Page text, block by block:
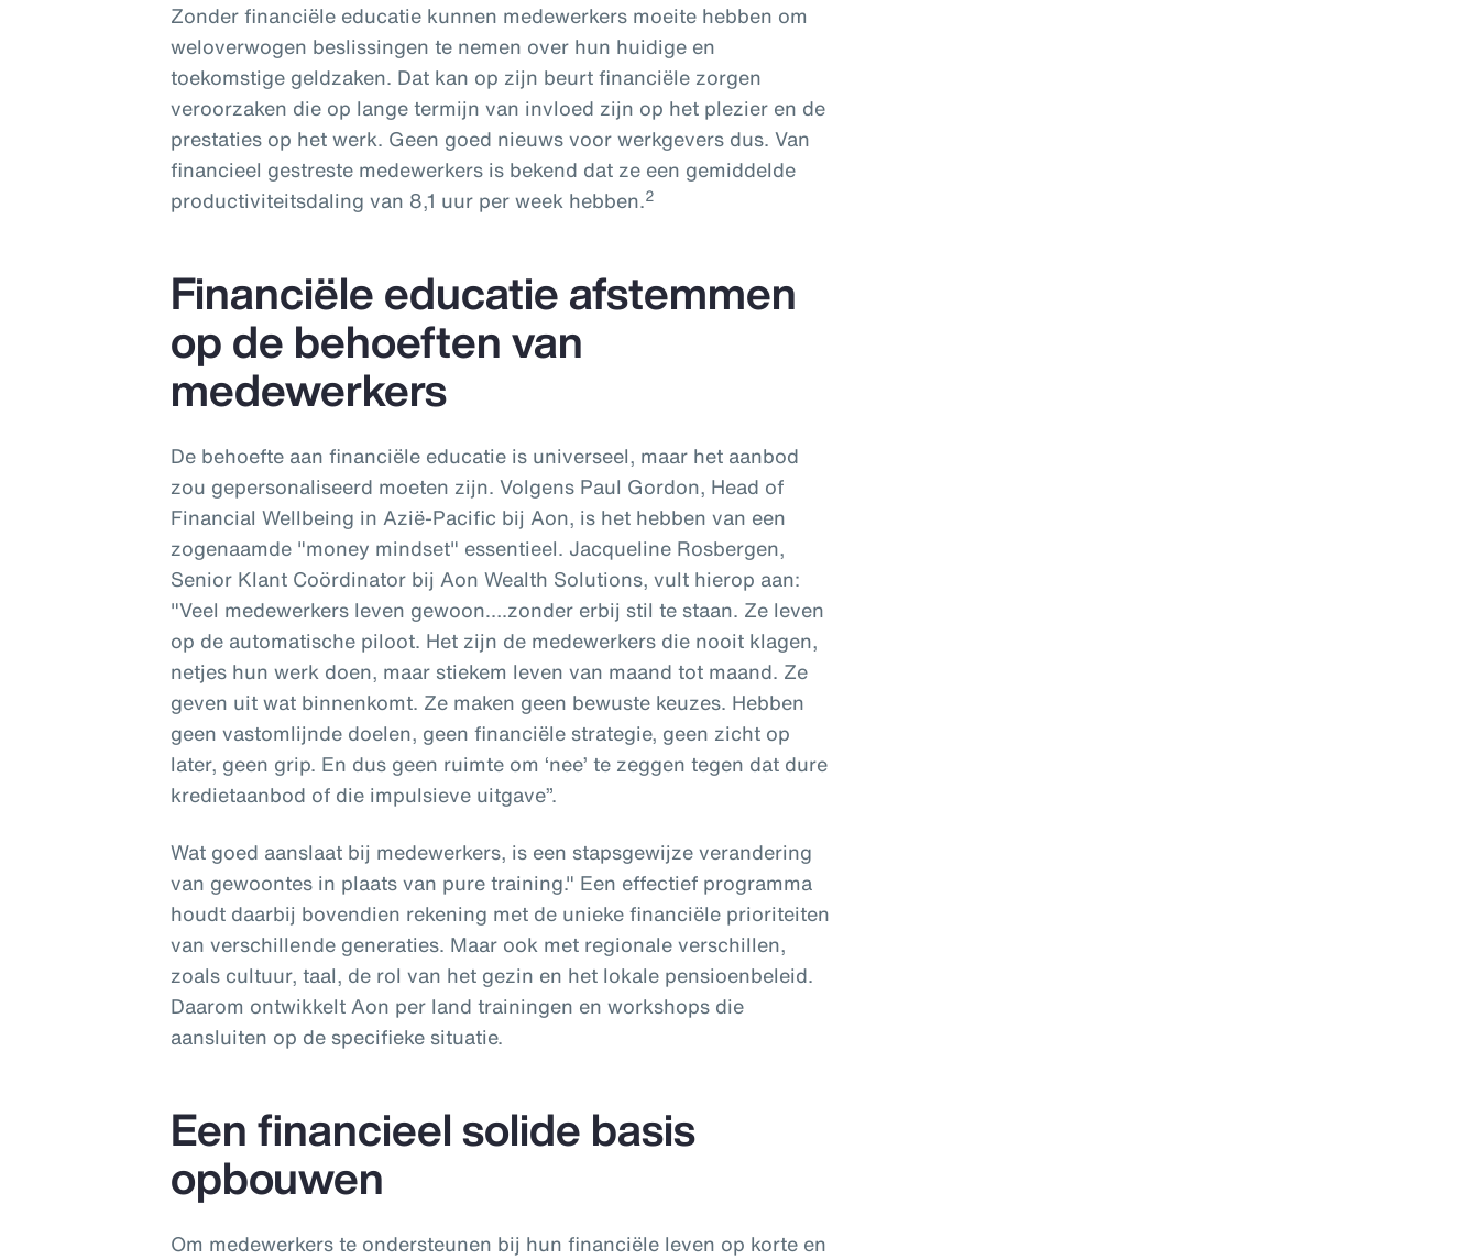
Zonder financiële educatie kunnen medewerkers moeite hebben om
weloverwogen beslissingen te nemen over hun huidige en
toekomstige geldzaken. Dat kan op zijn beurt financiële zorgen
veroorzaken die op lange termijn van invloed zijn op het plezier en de
prestaties op het werk. Geen goed nieuws voor werkgevers dus. Van
financieel gestreste medewerkers is bekend dat ze een gemiddelde
productiviteitsdaling van 8,1 uur per week hebben.2
Financiële educatie afstemmen
op de behoeften van
medewerkers
De behoefte aan financiële educatie is universeel, maar het aanbod
zou gepersonaliseerd moeten zijn. Volgens Paul Gordon, Head of
Financial Wellbeing in Azië-Pacific bij Aon, is het hebben van een
zogenaamde "money mindset" essentieel. Jacqueline Rosbergen,
Senior Klant Coördinator bij Aon Wealth Solutions, vult hierop aan:
"Veel medewerkers leven gewoon….zonder erbij stil te staan. Ze leven
op de automatische piloot. Het zijn de medewerkers die nooit klagen,
netjes hun werk doen, maar stiekem leven van maand tot maand. Ze
geven uit wat binnenkomt. Ze maken geen bewuste keuzes. Hebben
geen vastomlijnde doelen, geen financiële strategie, geen zicht op
later, geen grip. En dus geen ruimte om ‘nee’ te zeggen tegen dat dure
kredietaanbod of die impulsieve uitgave”.
Wat goed aanslaat bij medewerkers, is een stapsgewijze verandering
van gewoontes in plaats van pure training." Een effectief programma
houdt daarbij bovendien rekening met de unieke financiële prioriteiten
van verschillende generaties. Maar ook met regionale verschillen,
zoals cultuur, taal, de rol van het gezin en het lokale pensioenbeleid.
Daarom ontwikkelt Aon per land trainingen en workshops die
aansluiten op de specifieke situatie.
Een financieel solide basis
opbouwen
Om medewerkers te ondersteunen bij hun financiële leven op korte en